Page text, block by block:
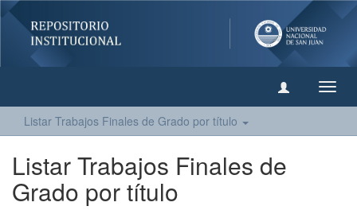
Listar Trabajos Finales de Grado por título
Listar Trabajos Finales de
Grado por título